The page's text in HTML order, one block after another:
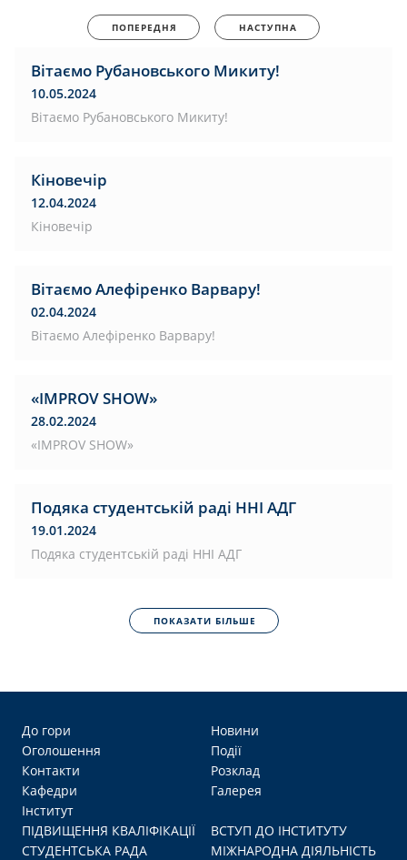
ПОПЕРЕДНЯ НАСТУПНА
Вітаємо Рубановського Микиту!
10.05.2024
Вітаємо Рубановського Микиту!
Кіновечір
12.04.2024
Кіновечір
Вітаємо Алефіренко Варвару!
02.04.2024
Вітаємо Алефіренко Варвару!
«IMPROV SHOW»
28.02.2024
«IMPROV SHOW»
Подяка студентській раді ННІ АДГ
19.01.2024
Подяка студентській раді ННІ АДГ
ПОКАЗАТИ БІЛЬШЕ
До гори
Новини
Оголошення
Події
Контакти
Розклад
Кафедри
Галерея
Інститут
ПІДВИЩЕННЯ КВАЛІФІКАЦІЇ
ВСТУП ДО ІНСТИТУТУ
СТУДЕНТСЬКА РАДА
МІЖНАРОДНА ДІЯЛЬНІСТЬ